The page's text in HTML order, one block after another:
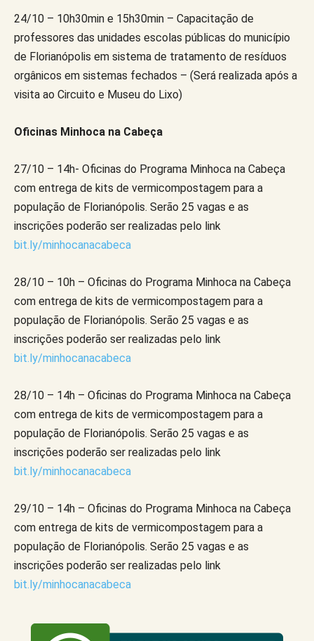
24/10 – 10h30min e 15h30min – Capacitação de
professores das unidades escolas públicas do município
de Florianópolis em sistema de tratamento de resíduos
orgânicos em sistemas fechados – (Será realizada após a
visita ao Circuito e Museu do Lixo)
Oficinas Minhoca na Cabeça
27/10 – 14h- Oficinas do Programa Minhoca na Cabeça
com entrega de kits de vermicompostagem para a
população de Florianópolis. Serão 25 vagas e as
inscrições poderão ser realizadas pelo link
bit.ly/minhocanacabeca
28/10 – 10h – Oficinas do Programa Minhoca na Cabeça
com entrega de kits de vermicompostagem para a
população de Florianópolis. Serão 25 vagas e as
inscrições poderão ser realizadas pelo link
bit.ly/minhocanacabeca
28/10 – 14h – Oficinas do Programa Minhoca na Cabeça
com entrega de kits de vermicompostagem para a
população de Florianópolis. Serão 25 vagas e as
inscrições poderão ser realizadas pelo link
bit.ly/minhocanacabeca
29/10 – 14h – Oficinas do Programa Minhoca na Cabeça
com entrega de kits de vermicompostagem para a
população de Florianópolis. Serão 25 vagas e as
inscrições poderão ser realizadas pelo link
bit.ly/minhocanacabeca